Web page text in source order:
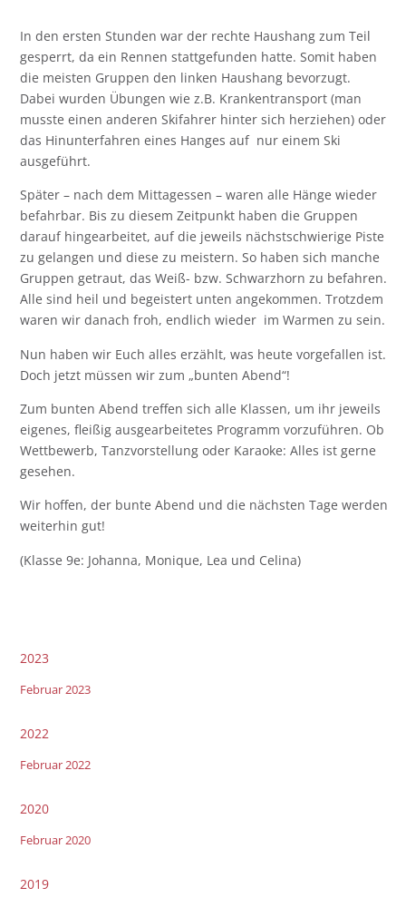
In den ersten Stunden war der rechte Haushang zum Teil
gesperrt, da ein Rennen stattgefunden hatte. Somit haben
die meisten Gruppen den linken Haushang bevorzugt.
Dabei wurden Übungen wie z.B. Krankentransport (man
musste einen anderen Skifahrer hinter sich herziehen) oder
das Hinunterfahren eines Hanges auf nur einem Ski
ausgeführt.
Später – nach dem Mittagessen – waren alle Hänge wieder
befahrbar. Bis zu diesem Zeitpunkt haben die Gruppen
darauf hingearbeitet, auf die jeweils nächstschwierige Piste
zu gelangen und diese zu meistern. So haben sich manche
Gruppen getraut, das Weiß- bzw. Schwarzhorn zu befahren.
Alle sind heil und begeistert unten angekommen. Trotzdem
waren wir danach froh, endlich wieder im Warmen zu sein.
Nun haben wir Euch alles erzählt, was heute vorgefallen ist.
Doch jetzt müssen wir zum „bunten Abend“!
Zum bunten Abend treffen sich alle Klassen, um ihr jeweils
eigenes, fleißig ausgearbeitetes Programm vorzuführen. Ob
Wettbewerb, Tanzvorstellung oder Karaoke: Alles ist gerne
gesehen.
Wir hoffen, der bunte Abend und die nächsten Tage werden
weiterhin gut!
(Klasse 9e: Johanna, Monique, Lea und Celina)
2023
Februar 2023
2022
Februar 2022
2020
Februar 2020
2019